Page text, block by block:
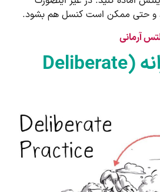
و حتی ممکن است کنسل هم بشود.
آرمانی
تمرین متفکرانه (Deliberate